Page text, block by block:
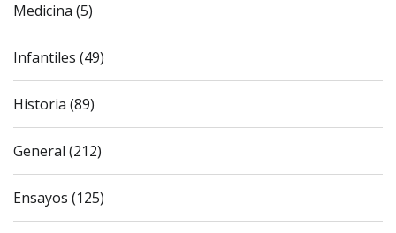
Medicina (5)
Infantiles (49)
Historia (89)
General (212)
Ensayos (125)